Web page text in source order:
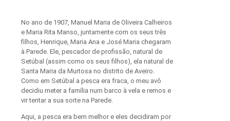
No ano de 1907, Manuel Maria de Oliveira Calheiros
e Maria Rita Manso, juntamente com os seus três
filhos, Henrique, Maria Ana e José Maria chegaram
à Parede. Ele, pescador de profissão, natural de
Setúbal (assim como os seus filhos), ela natural de
Santa Maria da Murtosa no distrito de Aveiro.
Como em Setúbal a pesca era fraca, o meu avô
decidiu meter a família num barco à vela e remos e
vir tentar a sua sorte na Parede.
Aqui, a pesca era bem melhor e eles decidiram por